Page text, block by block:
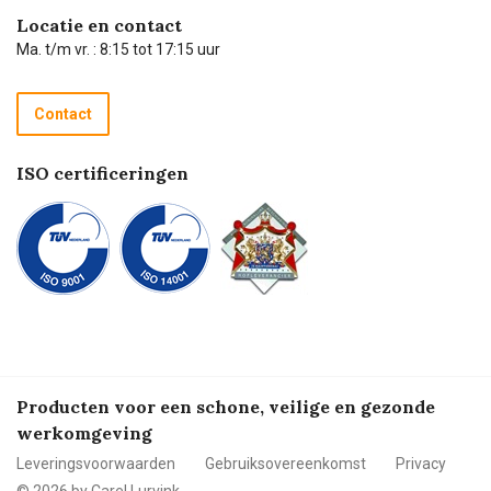
Hulp op afstand
Technische dienst
Recycle programma
Betalen
Carel de podcast
Locatie en contact
Ma. t/m vr. : 8:15 tot 17:15 uur
Contact
ISO certificeringen
Producten voor een schone, veilige en gezonde
werkomgeving
Leveringsvoorwaarden Gebruiksovereenkomst
Privacy